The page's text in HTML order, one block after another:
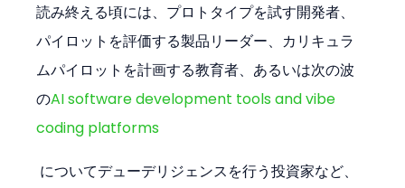
読み終える頃には、プロトタイプを試す開発者、
パイロットを評価する製品リーダー、カリキュラ
ムパイロットを計画する教育者、あるいは次の波
のAI software development tools and vibe
coding platforms